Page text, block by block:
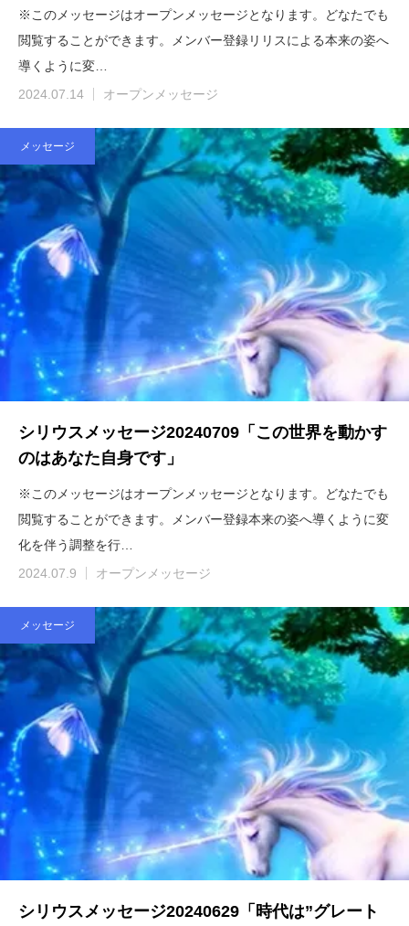
※このメッセージはオープンメッセージとなります。どなたでも
閲覧することができます。メンバー登録リリスによる本来の姿へ
導くように変…
2024.07.14
オープンメッセージ
メッセージ
シリウスメッセージ20240709「この世界を動かす
のはあなた自身です」
※このメッセージはオープンメッセージとなります。どなたでも
閲覧することができます。メンバー登録本来の姿へ導くように変
化を伴う調整を行…
2024.07.9
オープンメッセージ
メッセージ
シリウスメッセージ20240629「時代は”グレート